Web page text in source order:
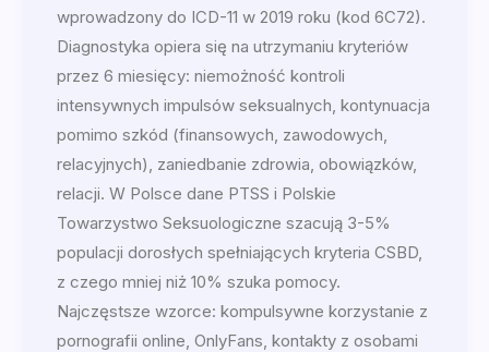
wprowadzony do ICD-11 w 2019 roku (kod 6C72).
Diagnostyka opiera się na utrzymaniu kryteriów
przez 6 miesięcy: niemożność kontroli
intensywnych impulsów seksualnych, kontynuacja
pomimo szkód (finansowych, zawodowych,
relacyjnych), zaniedbanie zdrowia, obowiązków,
relacji. W Polsce dane PTSS i Polskie
Towarzystwo Seksuologiczne szacują 3-5%
populacji dorosłych spełniających kryteria CSBD,
z czego mniej niż 10% szuka pomocy.
Najczęstsze wzorce: kompulsywne korzystanie z
pornografii online, OnlyFans, kontakty z osobami